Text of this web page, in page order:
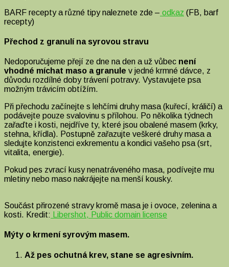
BARF recepty a různé tipy naleznete zde – odkaz (FB, barf
recepty)
Přechod z granulí na syrovou stravu
Nedoporučujeme přejí ze dne na den a už vůbec není
vhodné míchat maso a granule v jedné krmné dávce, z
důvodu rozdílné doby trávení potravy. Vystavujete psa
možným trávicím obtížím.
Při přechodu začínejte s lehčími druhy masa (kuřecí, králičí) a
podávejte pouze svalovinu s přílohou. Po několika týdnech
zařaďte i kosti, nejdříve ty, které jsou obalené masem (krky,
stehna, křídla). Postupně zařazujte veškeré druhy masa a
sledujte konzistenci exkrementu a kondici vašeho psa (srt,
vitalita, energie).
Pokud pes zvrací kusy nenatráveného masa, podívejte mu
mletiny nebo maso nakrájejte na menší kousky.
Součást přirozené stravy kromě masa je i ovoce, zelenina a
kosti. Kredit: Libershot, Public domain license
Mýty o krmení syrovým masem.
Až pes ochutná krev, stane se agresivním.